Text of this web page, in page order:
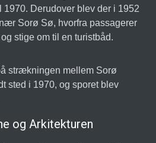
1970. Derudover blev der i 1952
Sorø Sø, hvorfra passagerer
stige om til en turistbåd.
strækningen mellem Sorø
sted i 1970, og sporet blev
og Arkitekturen